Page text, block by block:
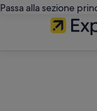
Passa alla sezione